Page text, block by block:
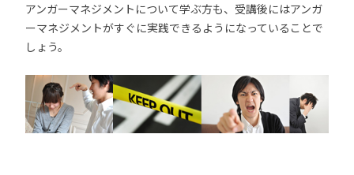
アンガーマネジメントについて学ぶ方も、受講後にはアンガ
ーマネジメントがすぐに実践できるようになっていることで
しょう。